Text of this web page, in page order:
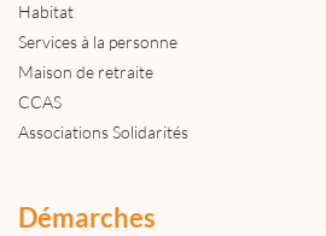
Habitat
Services à la personne
Maison de retraite
CCAS
Associations Solidarités
Démarches